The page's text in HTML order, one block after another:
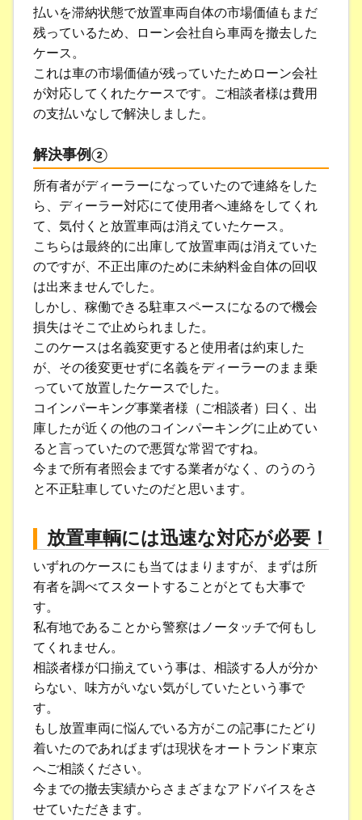
払いを滞納状態で放置車両自体の市場価値もまだ
残っているため、ローン会社自ら車両を撤去した
ケース。
これは車の市場価値が残っていたためローン会社
が対応してくれたケースです。ご相談者様は費用
の支払いなしで解決しました。
解決事例②
所有者がディーラーになっていたので連絡をした
ら、ディーラー対応にて使用者へ連絡をしてくれ
て、気付くと放置車両は消えていたケース。
こちらは最終的に出庫して放置車両は消えていた
のですが、不正出庫のために未納料金自体の回収
は出来ませんでした。
しかし、稼働できる駐車スペースになるので機会
損失はそこで止められました。
このケースは名義変更すると使用者は約束した
が、その後変更せずに名義をディーラーのまま乗
っていて放置したケースでした。
コインパーキング事業者様（ご相談者）曰く、出
庫したが近くの他のコインパーキングに止めてい
ると言っていたので悪質な常習ですね。
今まで所有者照会までする業者がなく、のうのう
と不正駐車していたのだと思います。
放置車輌には迅速な対応が必要！
いずれのケースにも当てはまりますが、まずは所
有者を調べてスタートすることがとても大事で
す。
私有地であることから警察はノータッチで何もし
てくれません。
相談者様が口揃えていう事は、相談する人が分か
らない、味方がいない気がしていたという事で
す。
もし放置車両に悩んでいる方がこの記事にたどり
着いたのであればまずは現状をオートランド東京
へご相談ください。
今までの撤去実績からさまざまなアドバイスをさ
せていただきます。